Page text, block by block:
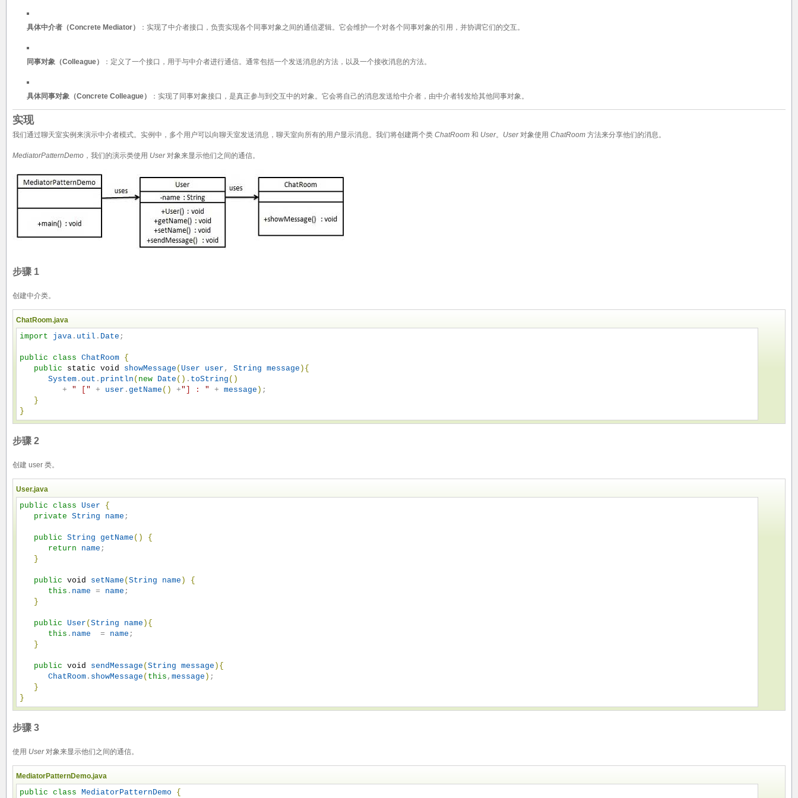
具体中介者（Concrete Mediator） ：实现了中介者接口，负责实现各个同事对象之间的通信逻辑。它会维护一个对各个同事对象的引用，并协调它们的交互。
同事对象（Colleague） ：定义了一个接口，用于与中介者进行通信。通常包括一个发送消息的方法，以及一个接收消息的方法。
具体同事对象（Concrete Colleague） ：实现了同事对象接口，是真正参与到交互中的对象。它会将自己的消息发送给中介者，由中介者转发给其他同事对象。
实现
我们通过聊天室实例来演示中介者模式。实例中，多个用户可以向聊天室发送消息，聊天室向所有的用户显示消息。我们将创建两个类 ChatRoom 和 User。 User对象使用 ChatRoom 方法来分享他们的消息。
MediatorPatternDemo ，我们的演示类使用 User对象来显示他们之间的通信。
步骤 1
创建中介类。
ChatRoom.java
import java . util . Date ;
public class ChatRoom {
public
static void showMessage ( User user , String message ) {
System . out . println ( new Date ( ) . toString ( )
         +
" " + user . getName ( ) +" ] : " + message ) ;
}
}
步骤 2
创建 user 类。
User.java
public class User
{
private String name ;
public String getName ( )
{
return
name ;
}
public void setName ( String name )
{
this . name = name ;
}
public User ( String name ) {
this . name
  =
name ;
}
public void sendMessage ( String message ) {
ChatRoom . showMessage ( this , message ) ;
}
}
步骤 3
使用 User对象来显示他们之间的通信。
MediatorPatternDemo.java
public class MediatorPatternDemo
{